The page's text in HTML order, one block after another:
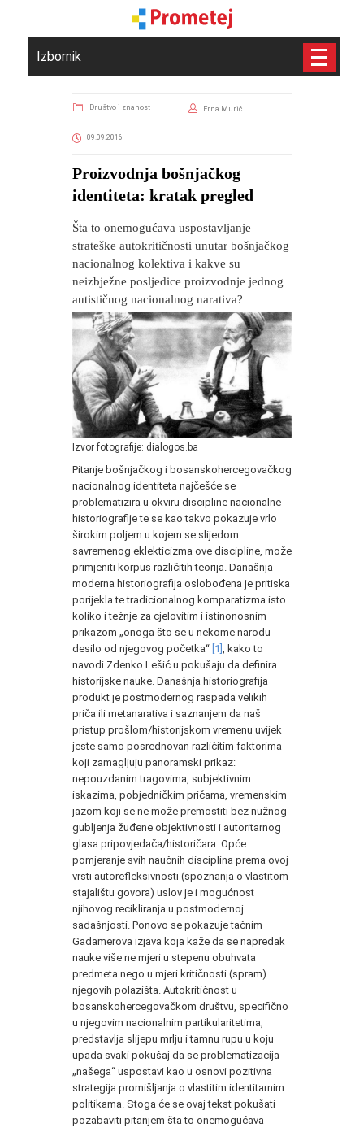
Izbornik
Društvo i znanost Erna Murić
09.09.2016
Proizvodnja bošnjačkog
identiteta: kratak pregled
Šta to onemogućava uspostavljanje
strateške autokritičnosti unutar bošnjačkog
nacionalnog kolektiva i kakve su
neizbježne posljedice proizvodnje jednog
autističnog nacionalnog narativa?
Izvor fotografije: dialogos.ba
Pitanje bošnjačkog i bosanskohercegovačkog
nacionalnog identiteta najčešće se
problematizira u okviru discipline nacionalne
historiografije te se kao takvo pokazuje vrlo
širokim poljem u kojem se slijedom
savremenog eklekticizma ove discipline, može
primjeniti korpus različitih teorija. Današnja
moderna historiografija oslobođena je pritiska
porijekla te tradicionalnog komparatizma isto
koliko i težnje za cjelovitim i istinonosnim
prikazom „onoga što se u nekome narodu
desilo od njegovog početka“ [1]
, kako to
navodi Zdenko Lešić u pokušaju da definira
historijske nauke. Današnja historiografija
produkt je postmodernog raspada velikih
priča ili metanarativa i saznanjem da naš
pristup prošlom/historijskom vremenu uvijek
jeste samo posrednovan različitim faktorima
koji zamagljuju panoramski prikaz:
nepouzdanim tragovima, subjektivnim
iskazima, pobjedničkim pričama, vremenskim
jazom koji se ne može premostiti bez nužnog
gubljenja žuđene objektivnosti i autoritarnog
glasa pripovjedača/historičara. Opće
pomjeranje svih naučnih disciplina prema ovoj
vrsti autorefleksivnosti (spoznanja o vlastitom
stajalištu govora) uslov je i mogućnost
njihovog recikliranja u postmodernoj
sadašnjosti. Ponovo se pokazuje tačnim
Gadamerova izjava koja kaže da se napredak
nauke više ne mjeri u stepenu obuhvata
predmeta nego u mjeri kritičnosti (spram)
njegovih polazišta. Autokritičnost u
bosanskohercegovačkom društvu, specifično
u njegovim nacionalnim partikularitetima,
predstavlja slijepu mrlju i tamnu rupu u koju
upada svaki pokušaj da se problematizacija
„našega“ uspostavi kao u osnovi pozitivna
strategija promišljanja o vlastitim identitarnim
politikama. Stoga će se ovaj tekst pokušati
pozabaviti pitanjem šta to onemogućava